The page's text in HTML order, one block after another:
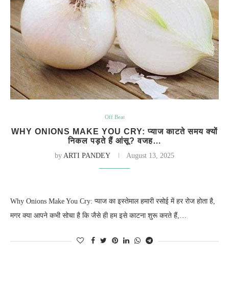
Off Beat
WHY ONIONS MAKE YOU CRY: प्याज काटते समय क्यों
निकल पड़ते हैं आंसू? वजह…
by ARTI PANDEY August 13, 2025
Why Onions Make You Cry: प्याज का इस्तेमाल हमारी रसोई में हर रोज होता है,
मगर क्या आपने कभी सोचा है कि जैसे ही हम इसे काटना शुरू करते हैं,…